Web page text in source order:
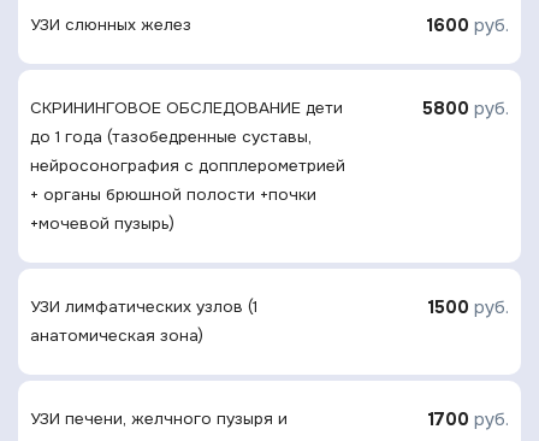
УЗИ слюнных желез 1600 руб.
СКРИНИНГОВОЕ ОБСЛЕДОВАНИЕ дети
до 1 года (тазобедренные суставы,
нейросонография с допплерометрией
+ органы брюшной полости +почки
+мочевой пузырь)
5800 руб.
УЗИ лимфатических узлов (1
анатомическая зона)
1500 руб.
УЗИ печени, желчного пузыря и
1700 руб.